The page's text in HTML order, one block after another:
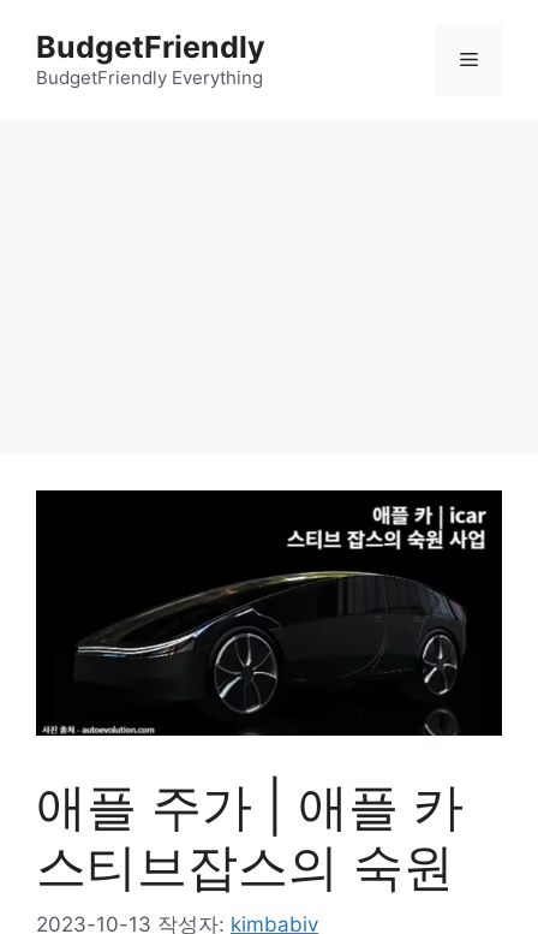
BudgetFriendly
BudgetFriendly Everything
메
애플 주가 | 애플 카
스티브잡스의 숙원
2023-10-13 작성자: kimbabiv